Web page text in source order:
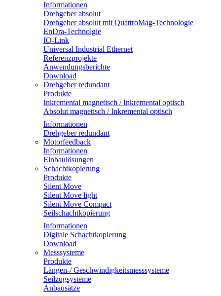
Informationen
Drehgeber absolut
Drehgeber absolut mit QuattroMag-Technologie
EnDra-Technolgie
IO-Link
Universal Industrial Ethernet
Referenzprojekte
Anwendungsberichte
Download
Drehgeber redundant
Produkte
Inkremental magnetisch / Inkremental optisch
Absolut magnetisch / Inkremental optisch
Informationen
Drehgeber redundant
Motorfeedback
Informationen
Einbaulösungen
Schachtkopierung
Produkte
Silent Move
Silent Move light
Silent Move Compact
Seilschachtkopierung
Informationen
Digitale Schachtkopierung
Download
Messsysteme
Produkte
Längen-/ Geschwindigkeitsmesssysteme
Seilzugsysteme
Anbausätze